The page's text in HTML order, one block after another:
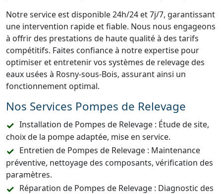
Notre service est disponible 24h/24 et 7j/7, garantissant
une intervention rapide et fiable. Nous nous engageons
à offrir des prestations de haute qualité à des tarifs
compétitifs. Faites confiance à notre expertise pour
optimiser et entretenir vos systèmes de relevage des
eaux usées à Rosny-sous-Bois, assurant ainsi un
fonctionnement optimal.
Nos Services Pompes de Relevage
Installation de Pompes de Relevage : Étude de site,
choix de la pompe adaptée, mise en service.
Entretien de Pompes de Relevage : Maintenance
préventive, nettoyage des composants, vérification des
paramètres.
Réparation de Pompes de Relevage : Diagnostic des